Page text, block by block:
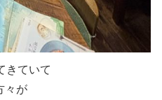
きていて
々が